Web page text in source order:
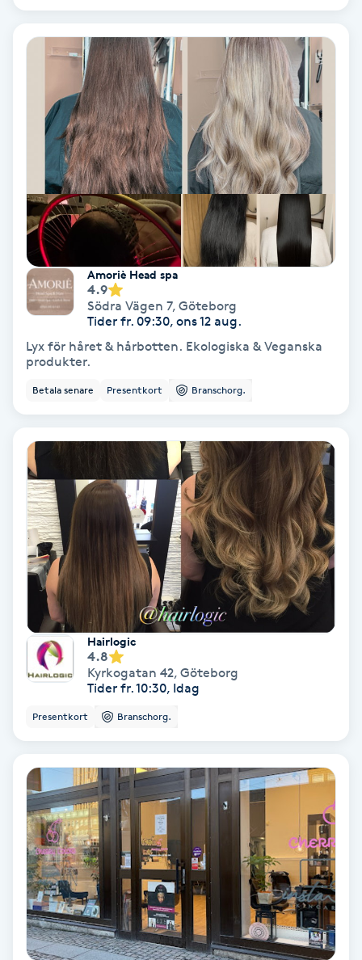
Hårborttagning
Hårbottenbehandling
Hårförlängning
Hårvård
Hälsa
Hälsprickor
Idrottsmassage
IPL hårborttagning
IR-massage
Japansk massage
K18
Katun fransar
Kemisk peeling
Keratinbehandling
Kinesiologi
Kinesisk medicin
Kiropraktik
Amoriè Head spa
4.9
Södra Vägen 7, Göteborg
Tider fr. 09:30, ons 12 aug.
Lyx för håret & hårbotten. Ekologiska & Veganska
produkter.
Betala senare Presentkort Branschorg.
Hairlogic
4.8
Kyrkogatan 42, Göteborg
Tider fr. 10:30, Idag
Presentkort Branschorg.